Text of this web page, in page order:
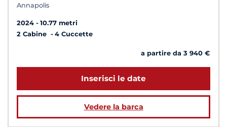
Annapolis
2024
10.77 metri
2 Cabine
4 Cuccette
a partire da 3 940 €
Inserisci le date
Vedere la barca